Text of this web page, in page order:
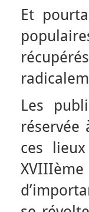
Et
Les
réservée
ces